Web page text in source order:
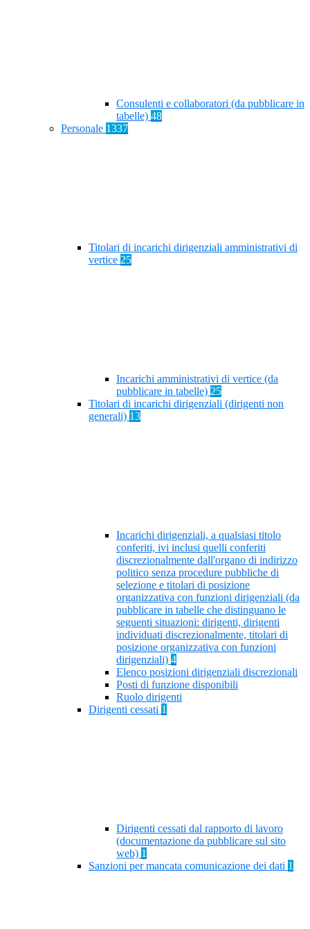
Consulenti e collaboratori (da pubblicare in
tabelle) 48
Personale 1337
Titolari di incarichi dirigenziali amministrativi di
vertice 25
Incarichi amministrativi di vertice (da
pubblicare in tabelle) 25
Titolari di incarichi dirigenziali (dirigenti non
generali) 13
Incarichi dirigenziali, a qualsiasi titolo
conferiti, ivi inclusi quelli conferiti
discrezionalmente dall'organo di indirizzo
politico senza procedure pubbliche di
selezione e titolari di posizione
organizzativa con funzioni dirigenziali (da
pubblicare in tabelle che distinguano le
seguenti situazioni: dirigenti, dirigenti
individuati discrezionalmente, titolari di
posizione organizzativa con funzioni
dirigenziali) 4
Elenco posizioni dirigenziali discrezionali
Posti di funzione disponibili
Ruolo dirigenti
Dirigenti cessati 1
Dirigenti cessati dal rapporto di lavoro
(documentazione da pubblicare sul sito
web) 1
Sanzioni per mancata comunicazione dei dati 1